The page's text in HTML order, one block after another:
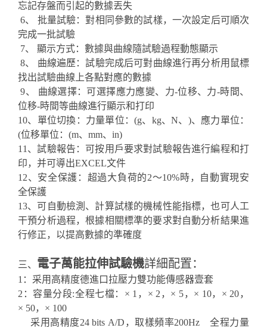
忘記存盤而引起的數據丟失
6、 批量試驗：對相同參數的試樣，一次設定后可順次
完成一批試驗
7、 顯示方式：數據與曲線隨試驗過程動態顯示
8、 曲線遍歷：試驗完成后可對曲線進行再分析用鼠標
找出試驗曲線上各點對應的數據
9、 曲線選擇：可選擇應力應變、力-位移、力-時間、
位移-時間等曲線進行顯示和打印
10、單位切換：力量單位：(g、kg、N、)、應力單位：
(位移單位：(m、mm、in)
11、試驗報告：可按用戶要求對試驗報告進行編程和打
印，并可導出EXCEL文件
12、安全保護：超過大負荷的2～10%時，自動實現安
全保護
13、可自動檢測、計算試樣的機械性能指標，也可人工
干預分析過程，根據相關標準的要求對自動分析結果進
行修正，以提高數據的準確度
三、 電子萬能拉伸試驗機詳細配置：
1：采用高精度德進口拉壓力雙功能傳感器壹套
2：容量分段:全程七檔：× 1，× 2，× 5，× 10，× 20，
× 50，× 100
采用高精度24 bits A/D，取樣頻率200Hz 全程力量